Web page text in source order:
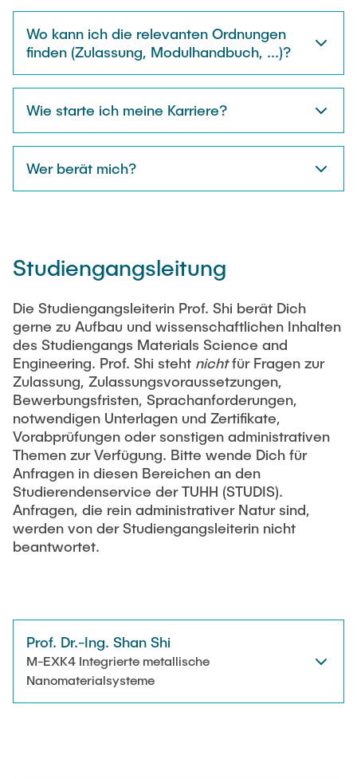
Wo kann ich die relevanten Ordnungen
finden (Zulassung, Modulhandbuch, ...)?
Wie starte ich meine Karriere?
Wer berät mich?
Studiengangsleitung
Die Studiengangsleiterin Prof. Shi berät Dich
gerne zu Aufbau und wissenschaftlichen Inhalten
des Studiengangs Materials Science and
Engineering. Prof. Shi steht nichtfür Fragen zur
Zulassung, Zulassungsvoraussetzungen,
Bewerbungsfristen, Sprachanforderungen,
notwendigen Unterlagen und Zertifikate,
Vorabprüfungen oder sonstigen administrativen
Themen zur Verfügung. Bitte wende Dich für
Anfragen in diesen Bereichen an den
Studierendenservice der TUHH (STUDIS).
Anfragen, die rein administrativer Natur sind,
werden von der Studiengangsleiterin nicht
beantwortet.
Prof. Dr.-Ing. Shan Shi
M-EXK4 Integrierte metallische
Nanomaterialsysteme